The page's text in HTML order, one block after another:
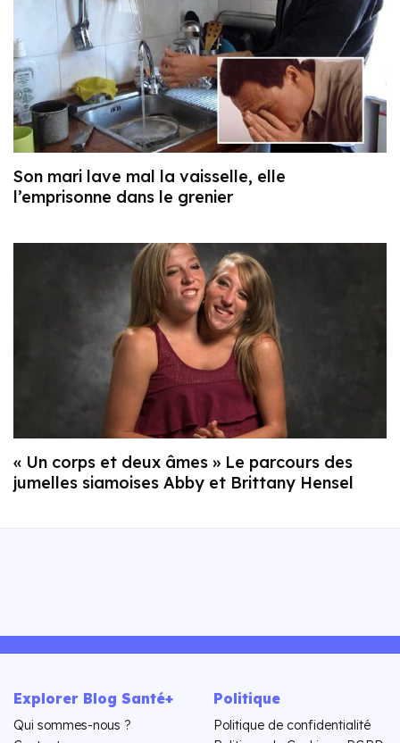
Son mari lave mal la vaisselle, elle
l’emprisonne dans le grenier
« Un corps et deux âmes » Le parcours des
jumelles siamoises Abby et Brittany Hensel
Explorer Blog Santé+
Qui sommes-nous ?
Politique
Politique de confidentialité